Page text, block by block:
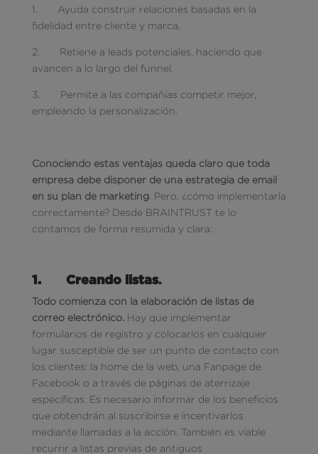
1. Ayuda construir relaciones basadas en la
fidelidad entre cliente y marca.
2. Retiene a leads potenciales, haciendo que
avancen a lo largo del funnel.
3. Permite a las compañías competir mejor,
empleando la personalización.
Conociendo estas ventajas queda claro que toda
empresa debe disponer de una estrategia de email
en su plan de marketing. Pero, ¿cómo implementarla
correctamente? Desde BRAINTRUST te lo
contamos de forma resumida y clara:
1. Creando listas.
Todo comienza con la elaboración de listas de
correo electrónico. Hay que implementar
formularios de registro y colocarlos en cualquier
lugar susceptible de ser un punto de contacto con
los clientes: la home de la web, una Fanpage de
Facebook o a través de páginas de aterrizaje
específicas. Es necesario informar de los beneficios
que obtendrán al suscribirse e incentivarlos
mediante llamadas a la acción. También es viable
recurrir a listas previas de antiguos